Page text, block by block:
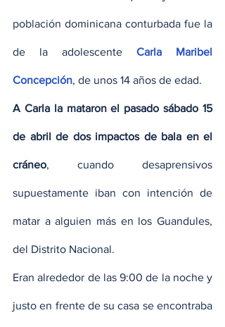
población dominicana conturbada fue la
de la adolescente Carla Maribel
Concepción, de unos 14 años de edad.
A Carla la mataron el pasado sábado 15
de abril de dos impactos de bala en el
cráneo, cuando desaprensivos
supuestamente iban con intención de
matar a alguien más en los Guandules,
del Distrito Nacional.
Eran alrededor de las 9:00 de la noche y
justo en frente de su casa se encontraba